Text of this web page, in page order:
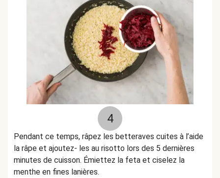
4
Pendant ce temps, râpez les betteraves cuites à l’aide
la râpe et ajoutez- les au risotto lors des 5 dernières
minutes de cuisson. Émiettez la feta et ciselez la
menthe en fines lanières.